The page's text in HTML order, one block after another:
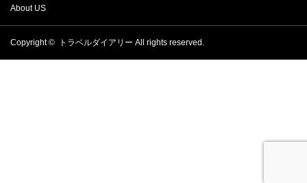
About US
Copyright © トラベルダイアリー All rights reserved.